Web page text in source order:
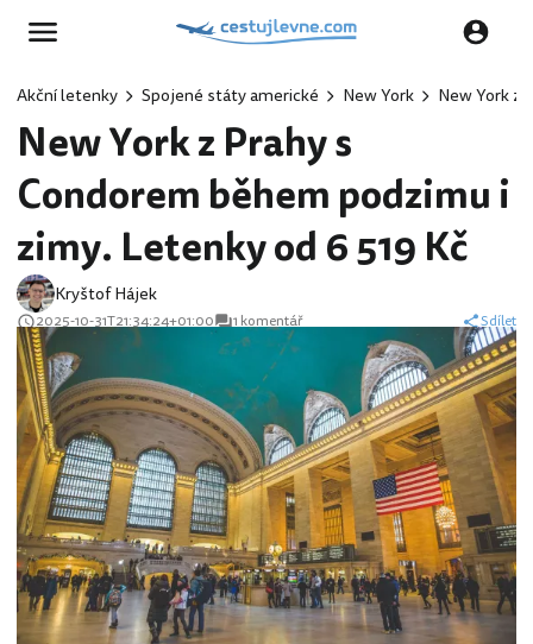
Akční letenky Spojené státy americké New York New York z
New York z Prahy s
Condorem během podzimu i
zimy. Letenky od 6 519 Kč
Kryštof Hájek
2025-10-31T21:34:24+01:00 1 komentář Sdílet